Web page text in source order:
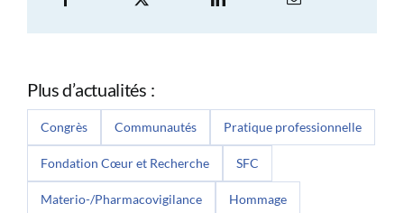
Plus d’actualités :
Congrès Communautés Pratique professionnelle
Fondation Cœur et Recherche SFC
Materio-/Pharmacovigilance Hommage